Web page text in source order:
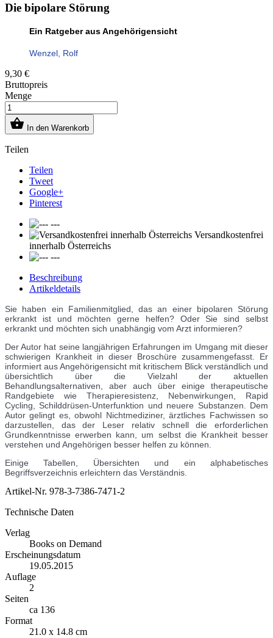
Die bipolare Störung
Ein Ratgeber aus Angehörigensicht
Wenzel, Rolf
9,30 €
Bruttopreis
Menge
 In den Warenkorb
Teilen
Teilen
Tweet
Google+
Pinterest
---
Versandkostenfrei
innerhalb Österreichs
---
Beschreibung
Artikeldetails
Sie haben ein Familienmitglied, das an einer bipolaren Störung
erkrankt ist und möchten gerne helfen? Oder Sie sind selbst
erkrankt und möchten sich unabhängig vom Arzt informieren?
Der Autor hat seine langjährigen Erfahrungen im Umgang mit dieser
schwierigen Krankheit in dieser Broschüre zusammengefasst. Er
informiert aus Angehörigensicht mit kritischem Blick verständlich und
übersichtlich über die Vielzahl der aktuellen
Behandlungsalternativen, aber auch über einige therapeutische
Randgebiete wie Therapieresistenz, Nebenwirkungen, Rapid
Cycling, Schilddrüsen-Unterfunktion und neuere Substanzen. Dem
Autor gelingt es, obwohl Nichtmediziner, ärztliches Fachwissen so
darzustellen, das der Leser relativ schnell die erforderlichen
Grundkenntnisse erwerben kann, um selbst die Krankheit besser
verstehen und Angehörigen besser helfen zu können.
Einige Tabellen, Übersichten und ein alphabetisches
Begriffsverzeichnis erleichtern das Verständnis.
Artikel-Nr. 978-3-7386-7471-2
Technische Daten
Verlag
Books on Demand
Erscheinungsdatum
19.05.2015
Auflage
2
Seiten
ca 136
Format
21.0 x 14.8 cm